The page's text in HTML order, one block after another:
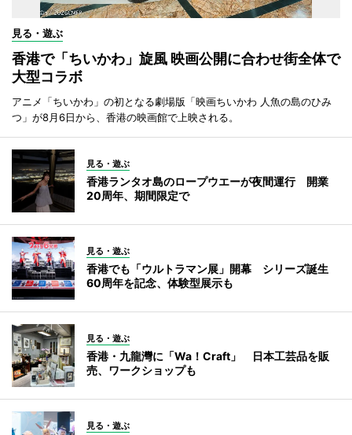
見る・遊ぶ
香港で「ちいかわ」旋風 映画公開に合わせ街全体で
大型コラボ
アニメ「ちいかわ」の初となる劇場版「映画ちいかわ 人魚の島のひみ
つ」が8月6日から、香港の映画館で上映される。
見る・遊ぶ
香港ランタオ島のロープウエーが夜間運行 開業
20周年、期間限定で
見る・遊ぶ
香港でも「ウルトラマン展」開幕 シリーズ誕生
60周年を記念、体験型展示も
見る・遊ぶ
香港・九龍灣に「Wa！Craft」 日本工芸品を販
売、ワークショップも
見る・遊ぶ